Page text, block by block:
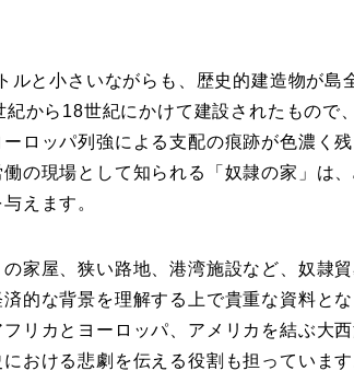
ルと小さいながらも、 歴史的建造物が島
から18世紀にかけて建設されたもので
ロッパ列強による支配の痕跡が色濃く
の現場として知られる「奴隷の家」は、
えます。
家屋、狭い路地、港湾施設など、奴隷
的な背景を理解する上で貴重な資料と
フリカとヨーロッパ、アメリカを結ぶ大
おける悲劇を伝える役割も担っています